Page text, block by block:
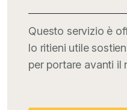
Questo servizio è
lo ritieni utile
per portare avanti il